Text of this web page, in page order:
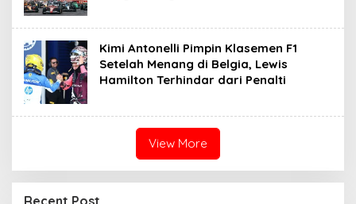
Kimi Antonelli Pimpin Klasemen F1
Setelah Menang di Belgia, Lewis
Hamilton Terhindar dari Penalti
View More
Recent Post